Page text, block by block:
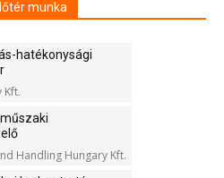
munka
hatékonysági
Kft.
Handling Hungary Kft.